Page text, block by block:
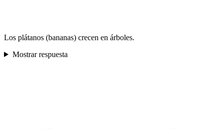
Los plátanos (bananas) crecen en árboles.
Mostrar respuesta